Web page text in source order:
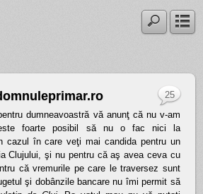
dumneavoastră vă anunţ că nu v-am
foarte posibil să nu o fac nici la
cazul în care veţi mai candida pentru un
Clujului, şi nu pentru că aş avea ceva cu
că vremurile pe care le traversez sunt
şi dobânzile bancare nu îmi permit să
25